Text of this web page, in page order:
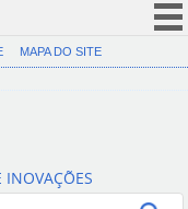
(COVID-19)
Canais
MAPA DO SITE